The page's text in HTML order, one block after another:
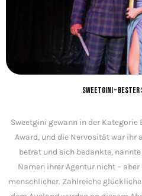
Sweetgini –
Sweetgini gewann in der
Award, und die Nervosität war ihr
betrat und sich bedankte,
Namen ihrer Agentur nicht –
menschlicher. Zahlreiche